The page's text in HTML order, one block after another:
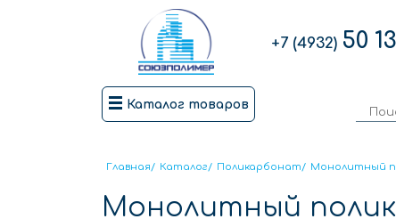
+7 (4932) 50
Каталог товаров
Главная/ Каталог/ Поликарбонат/ Монолитный
Монолитный